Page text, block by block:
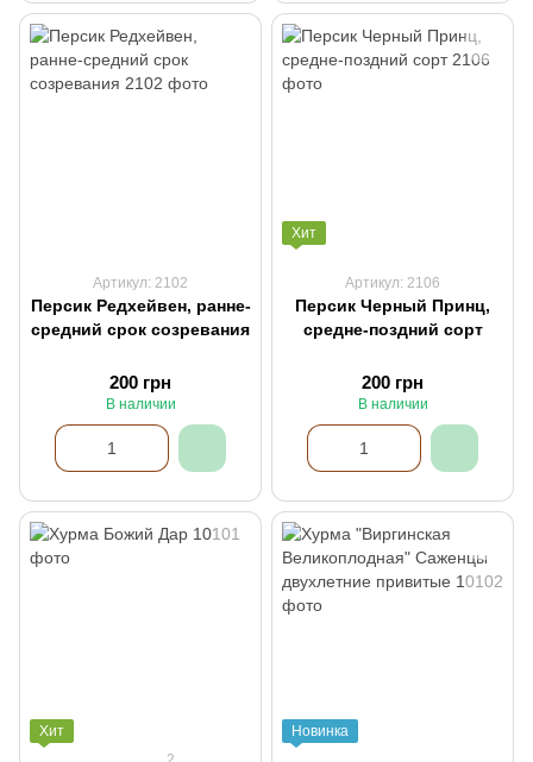
Артикул: 2102
Персик Редхейвен, ранне-
средний срок созревания
200 грн
В наличии
Хит
Артикул: 2106
Персик Черный Принц,
средне-поздний сорт
200 грн
В наличии
Хит
Новинка